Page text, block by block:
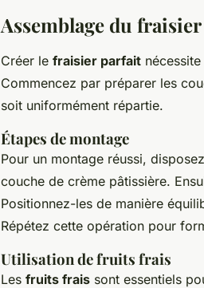
Assemblage du
Créer le fraisier parfait
Commencez par préparer les
soit uniformément répartie.
Étapes de montage
Pour un montage réussi,
couche de crème pâtissière.
Positionnez-les de manière
Répétez cette opération pour
Utilisation de fruits frais
Les fruits frais sont essentiels